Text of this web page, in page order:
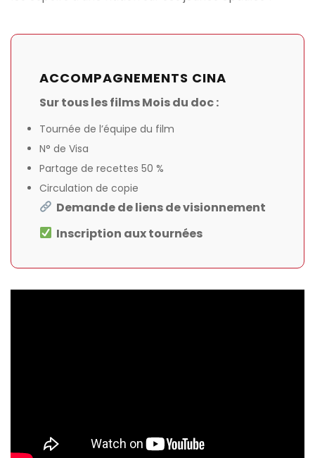
ACCOMPAGNEMENTS CINA
Sur tous les films Mois du doc :
Tournée de l’équipe du film
N° de Visa
Partage de recettes 50 %
Circulation de copie
Demande de liens de visionnement
Inscription aux tournées